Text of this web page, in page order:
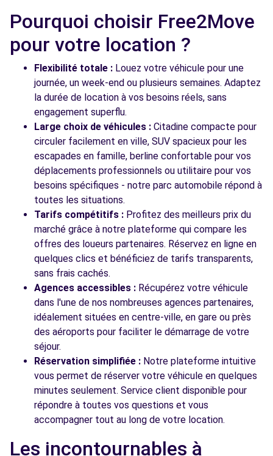
Voir l'agence
Voir toutes les agences
Pourquoi choisir Free2Move
pour votre location ?
Flexibilité totale : Louez votre véhicule pour une
journée, un week-end ou plusieurs semaines. Adaptez
la durée de location à vos besoins réels, sans
engagement superflu.
Large choix de véhicules : Citadine compacte pour
circuler facilement en ville, SUV spacieux pour les
escapades en famille, berline confortable pour vos
déplacements professionnels ou utilitaire pour vos
besoins spécifiques - notre parc automobile répond à
toutes les situations.
Tarifs compétitifs : Profitez des meilleurs prix du
marché grâce à notre plateforme qui compare les
offres des loueurs partenaires. Réservez en ligne en
quelques clics et bénéficiez de tarifs transparents,
sans frais cachés.
Agences accessibles : Récupérez votre véhicule
dans l'une de nos nombreuses agences partenaires,
idéalement situées en centre-ville, en gare ou près
des aéroports pour faciliter le démarrage de votre
séjour.
Réservation simplifiée : Notre plateforme intuitive
vous permet de réserver votre véhicule en quelques
minutes seulement. Service client disponible pour
répondre à toutes vos questions et vous
accompagner tout au long de votre location.
Les incontournables à